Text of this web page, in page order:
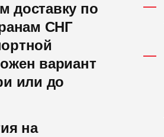
доставку по
СНГ
вариант
или до
на